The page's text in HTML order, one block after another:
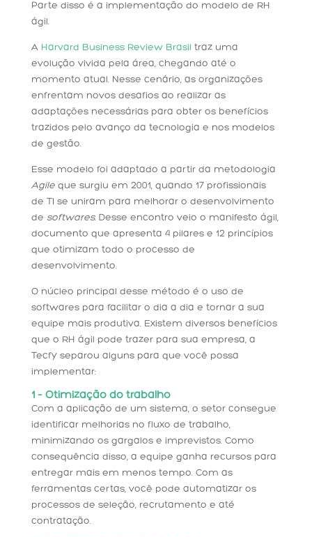
Parte disso é a implementação do modelo de RH
ágil.
A Harvard Business Review Brasil traz uma
evolução vivida pela área, chegando até o
momento atual. Nesse cenário, as organizações
enfrentam novos desafios ao realizar as
adaptações necessárias para obter os benefícios
trazidos pelo avanço da tecnologia e nos modelos
de gestão.
Esse modelo foi adaptado a partir da metodologia
Agile que surgiu em 2001, quando 17 profissionais
de TI se uniram para melhorar o desenvolvimento
de softwares. Desse encontro veio o manifesto ágil,
documento que apresenta 4 pilares e 12 princípios
que otimizam todo o processo de
desenvolvimento.
O núcleo principal desse método é o uso de
softwares para facilitar o dia a dia e tornar a sua
equipe mais produtiva. Existem diversos benefícios
que o RH ágil pode trazer para sua empresa, a
Tecfy separou alguns para que você possa
implementar:
1 – Otimização do trabalho
Com a aplicação de um sistema, o setor consegue
identificar melhorias no fluxo de trabalho,
minimizando os gargalos e imprevistos. Como
consequência disso, a equipe ganha recursos para
entregar mais em menos tempo. Com as
ferramentas certas, você pode automatizar os
processos de seleção, recrutamento e até
contratação.